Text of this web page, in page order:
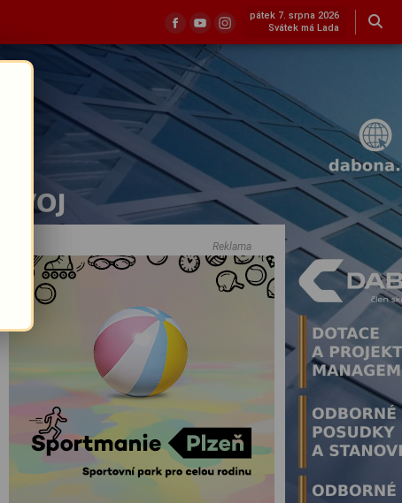
pátek 7. srpna 2026
Svátek má Lada
Reklama